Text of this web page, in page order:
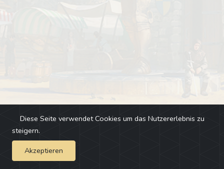
Impressum - Changelog
Diese Seite verwendet Cookies um das Nutzererlebnis zu
steigern.
Akzeptieren